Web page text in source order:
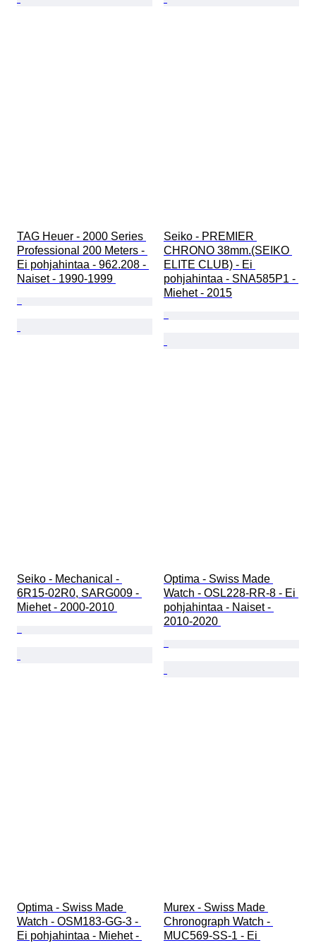
TAG Heuer - 2000 Series
Professional 200 Meters -
Ei pohjahintaa - 962.208 -
Naiset - 1990-1999
Seiko - PREMIER
CHRONO 38mm.(SEIKO
ELITE CLUB) - Ei
pohjahintaa - SNA585P1 -
Miehet - 2015
Seiko - Mechanical -
6R15-02R0, SARG009 -
Miehet - 2000-2010
Optima - Swiss Made
Watch - OSL228-RR-8 - Ei
pohjahintaa - Naiset -
2010-2020
Optima - Swiss Made
Watch - OSM183-GG-3 -
Ei pohjahintaa - Miehet -
Murex - Swiss Made
Chronograph Watch -
MUC569-SS-1 - Ei